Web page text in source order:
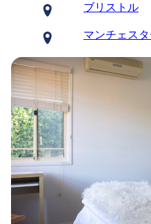
ブリストル
マンチェス